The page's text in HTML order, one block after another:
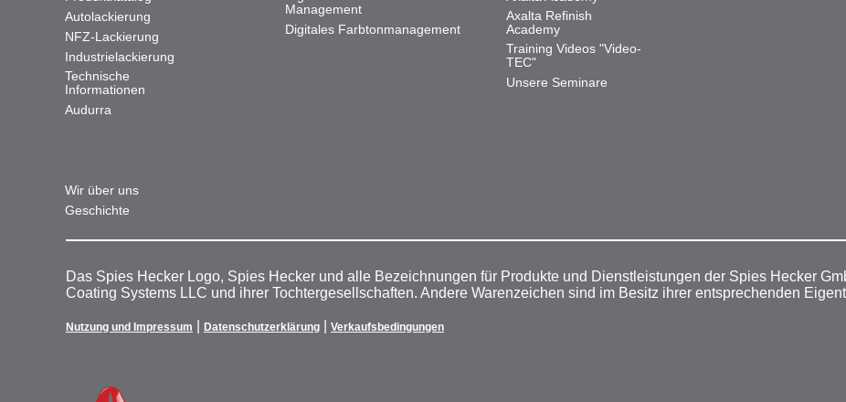
Autolackierung
NFZ-Lackierung
Industrielackierung
Technische
Informationen
Audurra
Management
Digitales Farbtonmanagement
Axalta Refinish
Academy
Training Videos "Video-
TEC"
Unsere Seminare
Wir über uns
Geschichte
Das Spies Hecker Logo, Spies Hecker und alle Bezeichnungen für Produkte und Dienstleistungen der Spies Hecker
Coating Systems LLC und ihrer Tochtergesellschaften. Andere Warenzeichen sind im Besitz ihrer entsprechenden
Nutzung und Impressum Datenschutzerklärung Verkaufsbedingungen